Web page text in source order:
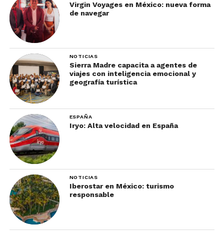
Virgin Voyages en México: nueva forma
de navegar
NOTICIAS
Sierra Madre capacita a agentes de
viajes con inteligencia emocional y
geografía turística
ESPAÑA
Iryo: Alta velocidad en España
NOTICIAS
Iberostar en México: turismo
responsable